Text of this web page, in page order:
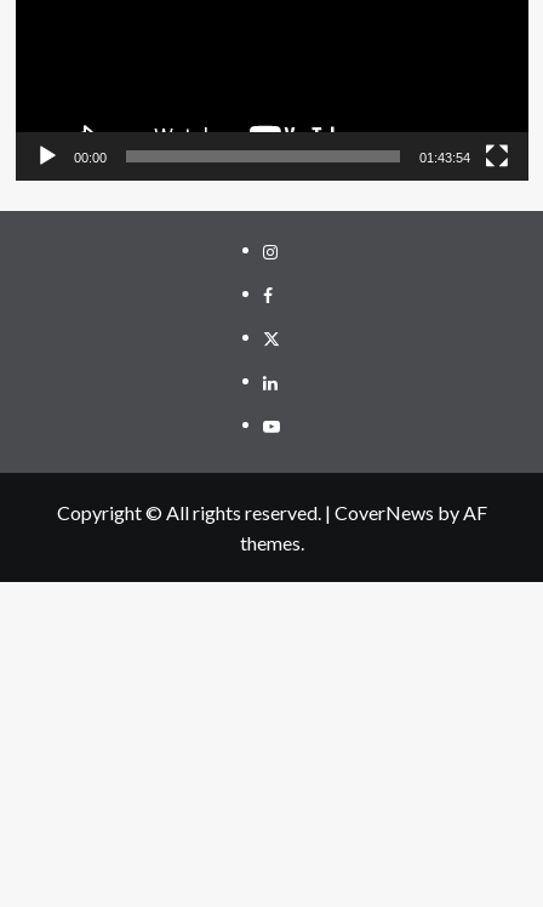
00:00 01:43:54
Instagram
Facebook
Twitter
Linkedin
Youtube
Copyright © All rights reserved. | CoverNews by AF
themes.